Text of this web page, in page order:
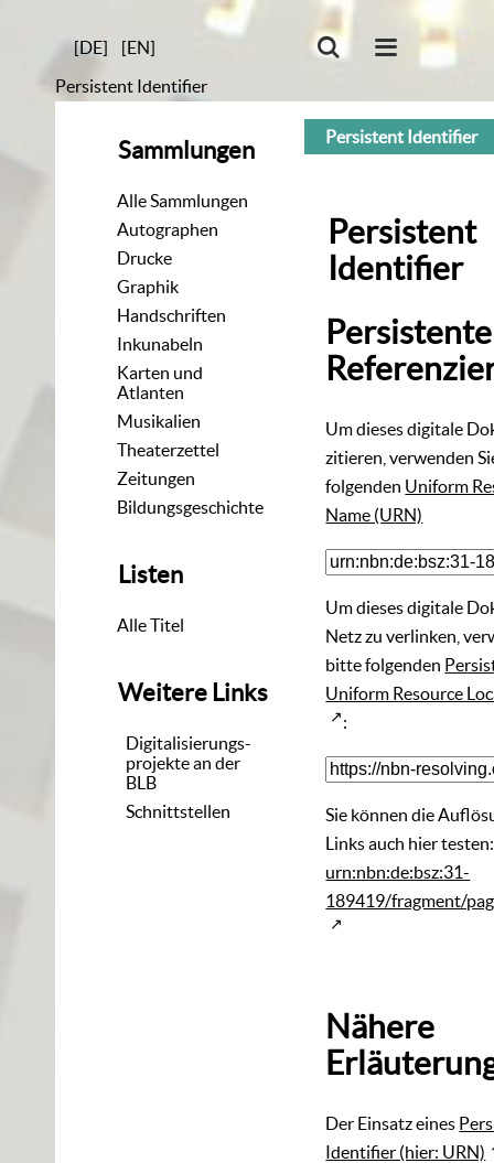
[DE]
[EN]
Persistent Identifier
Sammlungen
Alle Sammlungen
Autographen
Drucke
Graphik
Handschriften
Inkunabeln
Karten und
Atlanten
Musikalien
Theaterzettel
Zeitungen
Bildungsgeschichte
Listen
Alle Titel
Weitere Links
Digitalisierungs-
projekte an der
BLB
Schnittstellen
Persistent Identifier
Persistent
Identifier
Persistente
Um dieses digitale
zitieren, verwenden
folgenden Uniform
Name (URN)
Um dieses digitale
Netz zu verlinken,
bitte folgenden
Uniform Resource
:
Sie können die
Links auch hier testen:
urn:nbn:de:bsz:31-
189419/fragment/
Nähere
Der Einsatz eines
Identifier (hier: URN)